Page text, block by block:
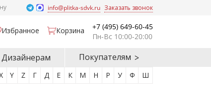
info@plitka-sdvk.ru Заказать звонок
Избранное Корзина
+7 (495) 649-60-45
Пн-Вс 10:00-20:00
Дизайнерам Покупателям
Y Z Г Д Е К М Н Р У Ф Ш